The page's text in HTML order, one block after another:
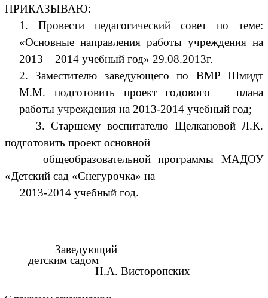
ПРИКАЗЫВАЮ:
1. Провести педагогический совет по теме:
«Основные направления работы учреждения на
2013 – 2014 учебный год» 29.08.2013г.
2. Заместителю заведующего по ВМР Шмидт
М.М. подготовить проект годового плана
работы учреждения на 2013-2014 учебный год;
3. Старшему воспитателю Щелкановой Л.К.
подготовить проект основной
общеобразовательной программы МАДОУ
«Детский сад «Снегурочка» на
2013-2014 учебный год.
Заведующий
детским садом
Н.А. Висторопских